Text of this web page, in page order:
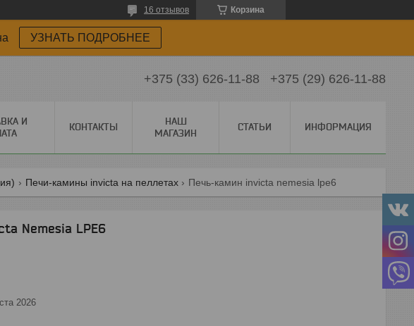
Корзина
16 отзывов
УЗНАТЬ ПОДРОБНЕЕ
+375 (33) 626-11-88 +375 (29) 626-11-88
И
КОНТАКТЫ
НАШ
МАГАЗИН
СТАТЬИ ИНФОРМАЦИЯ
Печи-камины invicta на пеллетах Печь-камин invicta nemesia lpe6
Nemesia LPE6
2026